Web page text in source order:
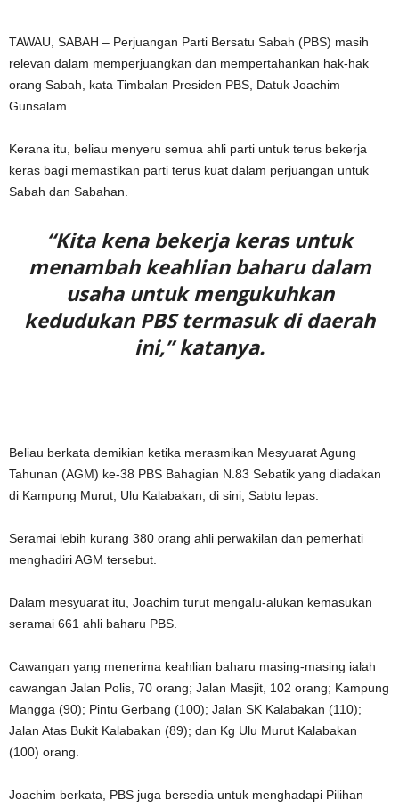
TAWAU, SABAH – Perjuangan Parti Bersatu Sabah (PBS) masih
relevan dalam memperjuangkan dan mempertahankan hak-hak
orang Sabah, kata Timbalan Presiden PBS, Datuk Joachim
Gunsalam.
Kerana itu, beliau menyeru semua ahli parti untuk terus bekerja
keras bagi memastikan parti terus kuat dalam perjuangan untuk
Sabah dan Sabahan.
“Kita kena bekerja keras untuk
menambah keahlian baharu dalam
usaha untuk mengukuhkan
kedudukan PBS termasuk di daerah
ini,” katanya.
Beliau berkata demikian ketika merasmikan Mesyuarat Agung
Tahunan (AGM) ke-38 PBS Bahagian N.83 Sebatik yang diadakan
di Kampung Murut, Ulu Kalabakan, di sini, Sabtu lepas.
Seramai lebih kurang 380 orang ahli perwakilan dan pemerhati
menghadiri AGM tersebut.
Dalam mesyuarat itu, Joachim turut mengalu-alukan kemasukan
seramai 661 ahli baharu PBS.
Cawangan yang menerima keahlian baharu masing-masing ialah
cawangan Jalan Polis, 70 orang; Jalan Masjit, 102 orang; Kampung
Mangga (90); Pintu Gerbang (100); Jalan SK Kalabakan (110);
Jalan Atas Bukit Kalabakan (89); dan Kg Ulu Murut Kalabakan
(100) orang.
Joachim berkata, PBS juga bersedia untuk menghadapi Pilihan